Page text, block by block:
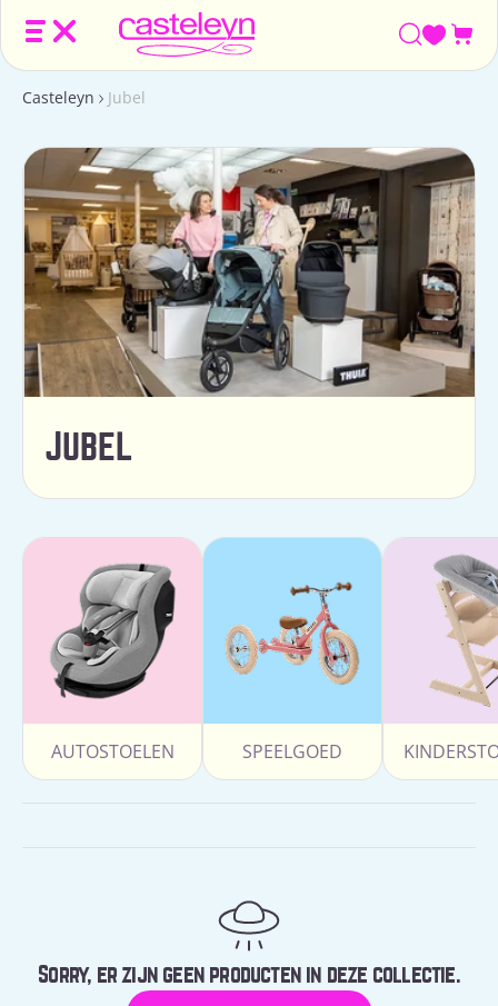
Casteleyn Jubel
JUBEL
AUTOSTOELEN SPEELGOED
Sorry, er zijn geen producten in deze collectie.